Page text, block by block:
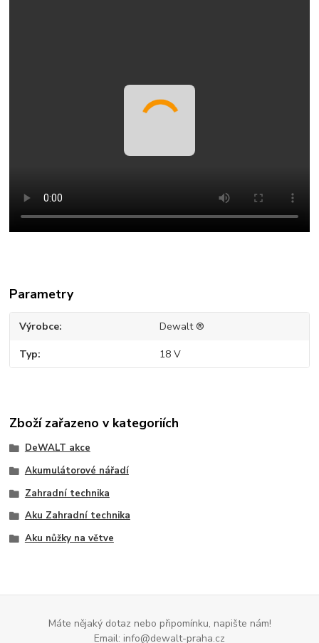
Parametry
Výrobce Dewalt ®
Typ 18 V
Zboží zařazeno v kategoriích
DeWALT akce
Akumulátorové nářadí
Zahradní technika
Aku Zahradní technika
Aku nůžky na větve
Máte nějaký dotaz nebo připomínku, napište nám!
Email: info@dewalt-praha.cz